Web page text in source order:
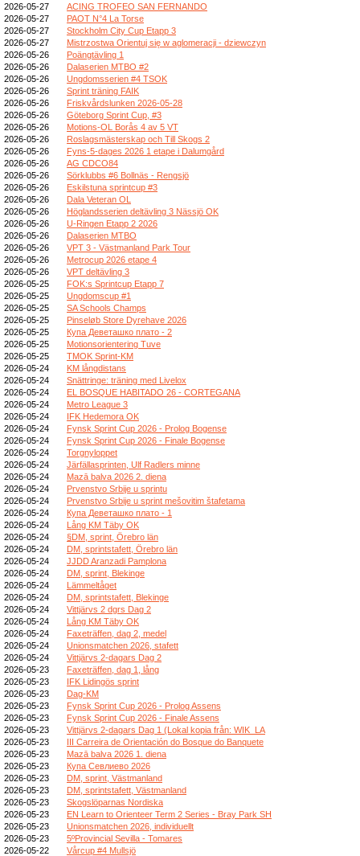
2026-05-27
ACING TROFEO SAN FERNANDO
2026-05-27
PAOT N°4 La Torse
2026-05-27
Stockholm City Cup Etapp 3
2026-05-27
Mistrzostwa Orientuj się w aglomeracji - dziewczyn
2026-05-26
Poängtävling 1
2026-05-26
Dalaserien MTBO #2
2026-05-26
Ungdomsserien #4 TSOK
2026-05-26
Sprint träning FAIK
2026-05-26
Friskvårdslunken 2026-05-28
2026-05-26
Göteborg Sprint Cup, #3
2026-05-26
Motions-OL Borås 4 av 5 VT
2026-05-26
Roslagsmästerskap och Till Skogs 2
2026-05-26
Fyns-5-dages 2026 1 etape i Dalumgård
2026-05-26
AG CDCO84
2026-05-26
Sörklubbs #6 Bollnäs - Rengsjö
2026-05-26
Eskilstuna sprintcup #3
2026-05-26
Dala Veteran OL
2026-05-26
Höglandsserien deltävling 3 Nässjö OK
2026-05-26
U-Ringen Etapp 2 2026
2026-05-26
Dalaserien MTBO
2026-05-26
VPT 3 - Västmanland Park Tour
2026-05-26
Metrocup 2026 etape 4
2026-05-26
VPT deltävling 3
2026-05-25
FOK:s Sprintcup Etapp 7
2026-05-25
Ungdomscup #1
2026-05-25
SA Schools Champs
2026-05-25
Pinseløb Store Dyrehave 2026
2026-05-25
Купа Деветашко плато - 2
2026-05-25
Motionsorientering Tuve
2026-05-25
TMOK Sprint-KM
2026-05-24
KM långdistans
2026-05-24
Snättringe: träning med Livelox
2026-05-24
EL BOSQUE HABITADO 26 - CORTEGANA
2026-05-24
Metro League 3
2026-05-24
IFK Hedemora OK
2026-05-24
Fynsk Sprint Cup 2026 - Prolog Bogense
2026-05-24
Fynsk Sprint Cup 2026 - Finale Bogense
2026-05-24
Torgnyloppet
2026-05-24
Järfällasprinten, Ulf Radlers minne
2026-05-24
Mazā balva 2026 2. diena
2026-05-24
Prvenstvo Srbije u sprintu
2026-05-24
Prvenstvo Srbije u sprint mešovitim štafetama
2026-05-24
Купа Деветашко плато - 1
2026-05-24
Lång KM Täby OK
2026-05-24
§DM, sprint, Örebro län
2026-05-24
DM, sprintstafett, Örebro län
2026-05-24
JJDD Aranzadi Pamplona
2026-05-24
DM, sprint, Blekinge
2026-05-24
Lämmeltåget
2026-05-24
DM, sprintstafett, Blekinge
2026-05-24
Vittjärvs 2 dgrs Dag 2
2026-05-24
Lång KM Täby OK
2026-05-24
Faxeträffen, dag 2, medel
2026-05-24
Unionsmatchen 2026, stafett
2026-05-24
Vittjärvs 2-dagars Dag 2
2026-05-23
Faxeträffen, dag 1, lång
2026-05-23
IFK Lidingös sprint
2026-05-23
Dag-KM
2026-05-23
Fynsk Sprint Cup 2026 - Prolog Assens
2026-05-23
Fynsk Sprint Cup 2026 - Finale Assens
2026-05-23
Vittjärvs 2-dagars Dag 1 (Lokal kopia från: WIK_LA
2026-05-23
III Carreira de Orientación do Bosque do Banquete
2026-05-23
Mazā balva 2026 1. diena
2026-05-23
Купа Севлиево 2026
2026-05-23
DM, sprint, Västmanland
2026-05-23
DM, sprintstafett, Västmanland
2026-05-23
Skogslöparnas Nordiska
2026-05-23
EN Learn to Orienteer Term 2 Series - Bray Park SH
2026-05-23
Unionsmatchen 2026, individuellt
2026-05-23
5ºProvincial Sevilla - Tomares
2026-05-22
Vårcup #4 Mullsjö